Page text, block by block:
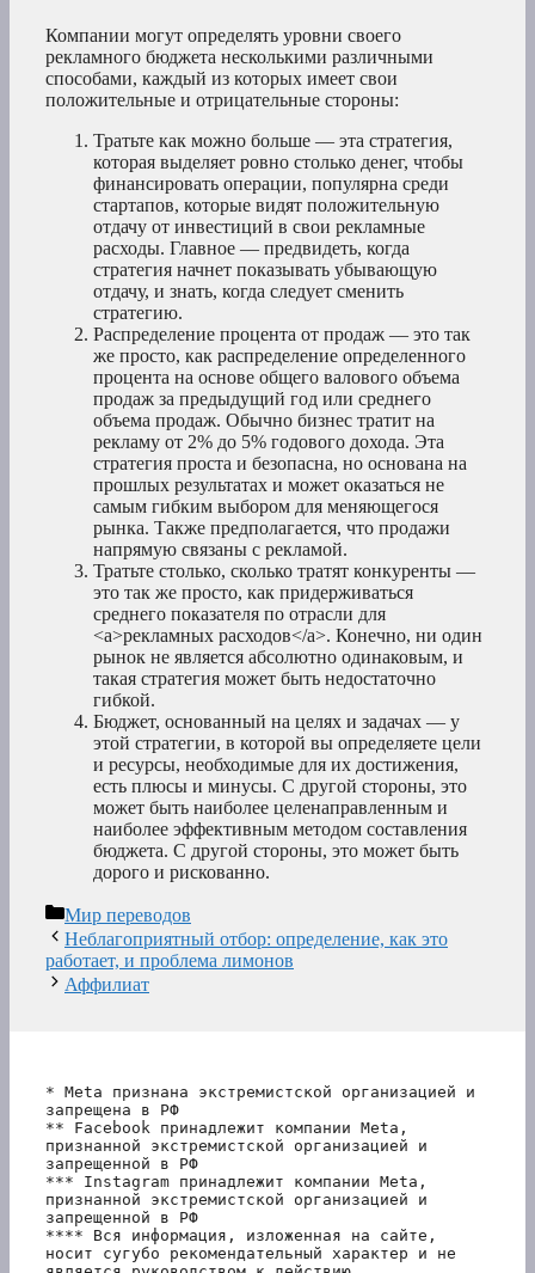
Компании могут определять уровни своего
рекламного бюджета несколькими различными
способами, каждый из которых имеет свои
положительные и отрицательные стороны:
Тратьте как можно больше — эта стратегия,
которая выделяет ровно столько денег, чтобы
финансировать операции, популярна среди
стартапов, которые видят положительную
отдачу от инвестиций в свои рекламные
расходы. Главное — предвидеть, когда
стратегия начнет показывать убывающую
отдачу, и знать, когда следует сменить
стратегию.
Распределение процента от продаж — это так
же просто, как распределение определенного
процента на основе общего валового объема
продаж за предыдущий год или среднего
объема продаж. Обычно бизнес тратит на
рекламу от 2% до 5% годового дохода. Эта
стратегия проста и безопасна, но основана на
прошлых результатах и может оказаться не
самым гибким выбором для меняющегося
рынка. Также предполагается, что продажи
напрямую связаны с рекламой.
Тратьте столько, сколько тратят конкуренты —
это так же просто, как придерживаться
среднего показателя по отрасли для
<a>рекламных расходов</a>. Конечно, ни один
рынок не является абсолютно одинаковым, и
такая стратегия может быть недостаточно
гибкой.
Бюджет, основанный на целях и задачах — у
этой стратегии, в которой вы определяете цели
и ресурсы, необходимые для их достижения,
есть плюсы и минусы. С другой стороны, это
может быть наиболее целенаправленным и
наиболее эффективным методом составления
бюджета. С другой стороны, это может быть
дорого и рискованно.
Рубрики
Мир переводов
Неблагоприятный отбор: определение, как это
работает, и проблема лимонов
Аффилиат
* Meta признана экстремистской организацией и
запрещена в РФ
** Facebook принадлежит компании Meta,
признанной экстремистской организацией и
запрещенной в РФ
*** Instagram принадлежит компании Meta,
признанной экстремистской организацией и
запрещенной в РФ
**** Вся информация, изложенная на сайте,
носит сугубо рекомендательный характер и не